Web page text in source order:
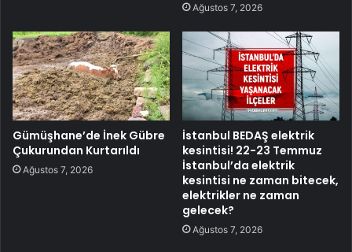
Ağustos 7, 2026
Gümüşhane’de İnek Gübre
Çukurundan Kurtarıldı
Ağustos 7, 2026
İstanbul BEDAŞ elektrik
kesintisi! 22-23 Temmuz
İstanbul’da elektrik
kesintisi ne zaman bitecek,
elektrikler ne zaman
gelecek?
Ağustos 7, 2026